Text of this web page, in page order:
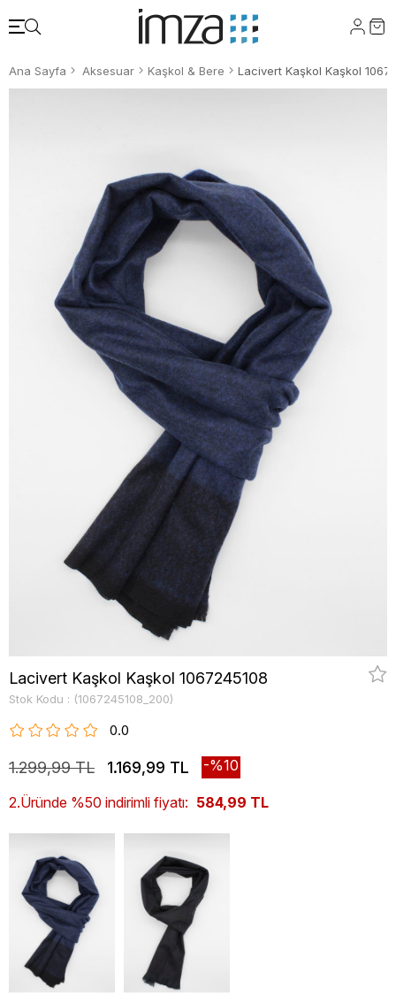
Ana Sayfa Aksesuar Kaşkol & Bere Lacivert Kaşkol Kaşkol
Lacivert Kaşkol Kaşkol 1067245108
Stok Kodu (1067245108_200)
0.0
1.299,99 TL 1.169,99 TL 10
2.Üründe %50 indirimli fiyatı: 584,99 TL